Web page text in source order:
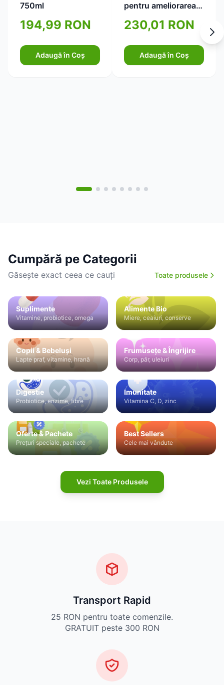
750ml
194,99 RON
Adaugă în Coș
pentru ameliorarea
de capsule)
230,01 RON
Adaugă în Coș
Cumpără pe Categorii
Găsește exact ceea ce cauți Toate produsele
Suplimente
Vitamine, probiotice, omega
Alimente Bio
Miere, ceaiuri, conserve
Copii & Bebeluși
Lapte praf, vitamine, hrană
Frumusețe & Îngrijire
Corp, păr, uleiuri
Digestie
Probiotice, enzime, fibre
Imunitate
Vitamina C, D, zinc
Oferte & Pachete
Prețuri speciale, pachete
Best Sellers
Cele mai vândute
Vezi Toate Produsele
Transport Rapid
25 RON pentru toate comenzile.
GRATUIT peste 300 RON